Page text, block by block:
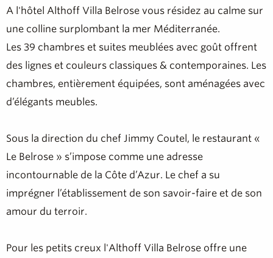
A l'hôtel Althoff Villa Belrose vous résidez au calme sur
une colline surplombant la mer Méditerranée.
Les 39 chambres et suites meublées avec goût offrent
des lignes et couleurs classiques & contemporaines. Les
chambres, entièrement équipées, sont aménagées avec
d’élégants meubles.
Sous la direction du chef Jimmy Coutel, le restaurant «
Le Belrose » s’impose comme une adresse
incontournable de la Côte d’Azur. Le chef a su
imprégner l’établissement de son savoir-faire et de son
amour du terroir.
Pour les petits creux l'Althoff Villa Belrose offre une